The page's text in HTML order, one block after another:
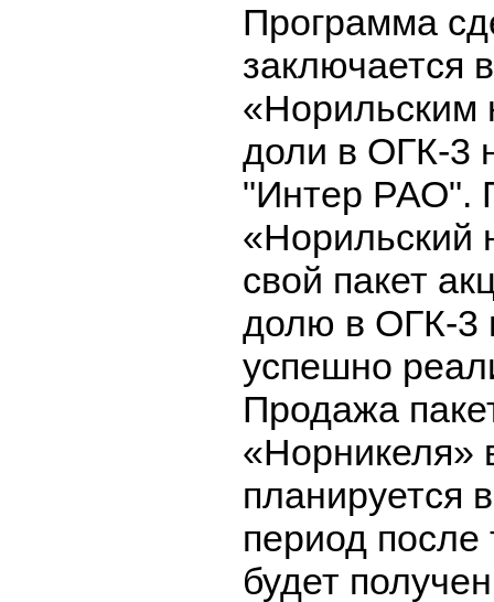
Программа
заключается
«Норильским
доли в ОГК-3
"Интер РАО".
«Норильский
свой пакет
долю в ОГК-3
успешно
Продажа
«Норникеля»
планируется
период после
будет